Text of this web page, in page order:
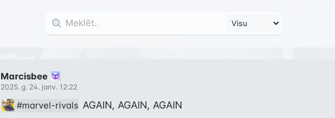
Marcisbee
2025. g. 24. janv. 12:22
#marvel-rivals AGAIN, AGAIN, AGAIN